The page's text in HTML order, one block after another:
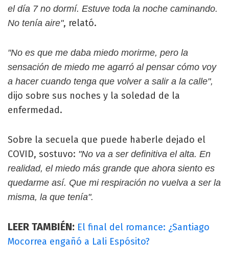
el día 7 no dormí. Estuve toda la noche caminando.
No tenía aire", relató.
"No es que me daba miedo morirme, pero la
sensación de miedo me agarró al pensar cómo voy
a hacer cuando tenga que volver a salir a la calle",
dijo sobre sus noches y la soledad de la
enfermedad.
Sobre la secuela que puede haberle dejado el
COVID, sostuvo: "No va a ser definitiva el alta. En
realidad, el miedo más grande que ahora siento es
quedarme así. Que mi respiración no vuelva a ser la
misma, la que tenía".
LEER TAMBIÉN: El final del romance: ¿Santiago
Mocorrea engañó a Lali Espósito?